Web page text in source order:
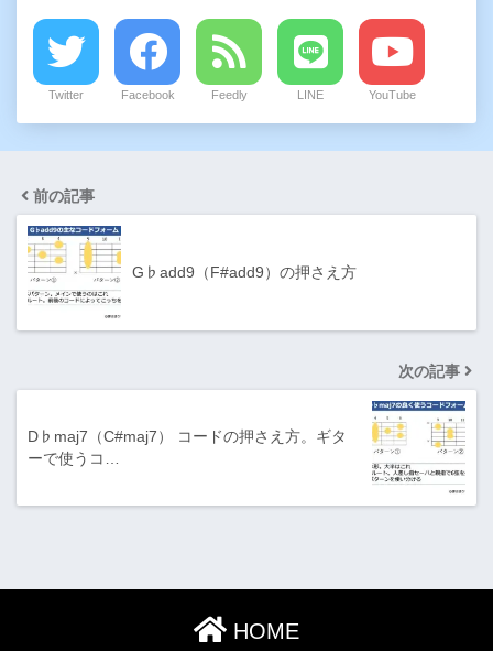
Twitter Facebook Feedly LINE YouTube
前の記事
G♭add9（F#add9）の押さえ方
次の記事
D♭maj7（C#maj7） コードの押さえ方。ギタ
ーで使うコ…
HOME